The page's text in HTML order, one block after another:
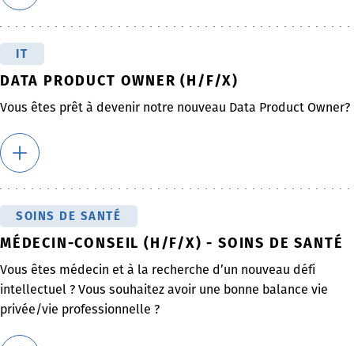
IT
DATA PRODUCT OWNER (H/F/X)
Vous êtes prêt à devenir notre nouveau Data Product Owner?
SOINS DE SANTÉ
MÉDECIN-CONSEIL (H/F/X) - SOINS DE SANTÉ
Vous êtes médecin et à la recherche d’un nouveau défi
intellectuel ? Vous souhaitez avoir une bonne balance vie
privée/vie professionnelle ?